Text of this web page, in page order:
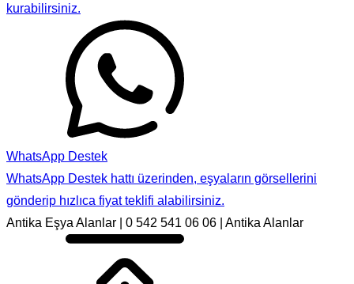
kurabilirsiniz.
WhatsApp Destek
WhatsApp Destek hattı üzerinden, eşyaların görsellerini
gönderip hızlıca fiyat teklifi alabilirsiniz.
Antika Eşya Alanlar | 0 542 541 06 06 | Antika Alanlar